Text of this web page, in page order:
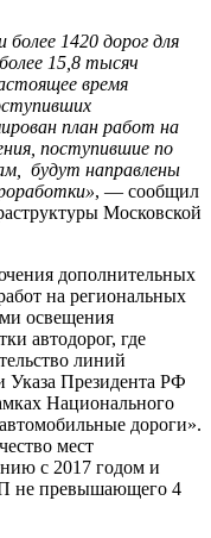
1420 дорог для
15,8 тысяч
время
план работ на
поступившие по
будут направлены
, — сообщил
Московской
дополнительных
на региональных
освещения
автодорог, где
линий
Указа Президента РФ
Национального
дороги».
мест
с 2017 годом и
не превышающего 4